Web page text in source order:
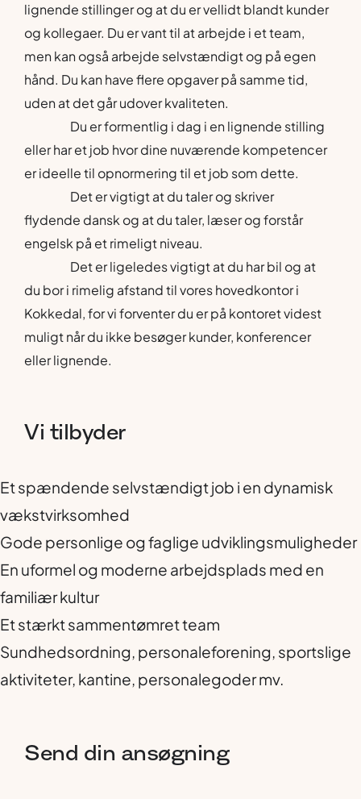
lignende stillinger og at du er vellidt blandt kunder
og kollegaer. Du er vant til at arbejde i et team,
men kan også arbejde selvstændigt og på egen
hånd. Du kan have flere opgaver på samme tid,
uden at det går udover kvaliteten.
Du er formentlig i dag i en lignende stilling
eller har et job hvor dine nuværende kompetencer
er ideelle til opnormering til et job som dette.
Det er vigtigt at du taler og skriver
flydende dansk og at du taler, læser og forstår
engelsk på et rimeligt niveau.
Det er ligeledes vigtigt at du har bil og at
du bor i rimelig afstand til vores hovedkontor i
Kokkedal, for vi forventer du er på kontoret videst
muligt når du ikke besøger kunder, konferencer
eller lignende.
Vi tilbyder
Et spændende selvstændigt job i en dynamisk
vækstvirksomhed
Gode personlige og faglige udviklingsmuligheder
En uformel og moderne arbejdsplads med en
familiær kultur
Et stærkt sammentømret team
Sundhedsordning, personaleforening, sportslige
aktiviteter, kantine, personalegoder mv.
Send din ansøgning